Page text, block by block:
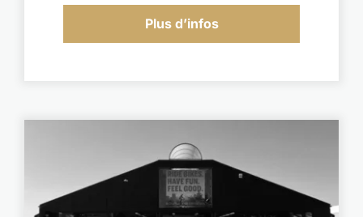
Plus d’infos